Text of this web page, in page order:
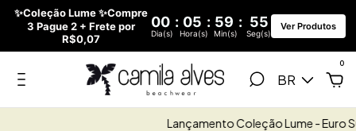
✨Coleção Lume ✨Compre
3 Pague 2 + Frete por
R$0,07
00 : 05 : 59 : 54
Dia(s) Hora(s) Min(s) Seg(s)
Ver Produtos
BR
0
Lançamento Coleção Lume - Euro Summer